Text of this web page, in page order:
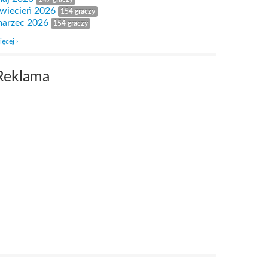
2026 154 graczy
2026 154 graczy
›